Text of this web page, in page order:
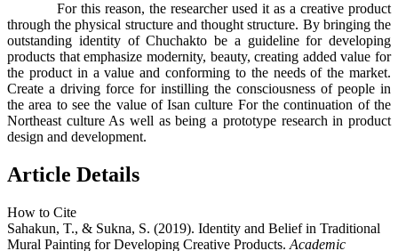
For this reason, the researcher used it as a creative product
through the physical structure and thought structure. By bringing the
outstanding identity of Chuchakto be a guideline for developing
products that emphasize modernity, beauty, creating added value for
the product in a value and conforming to the needs of the market.
Create a driving force for instilling the consciousness of people in
the area to see the value of Isan culture For the continuation of the
Northeast culture As well as being a prototype research in product
design and development.
Article Details
How to Cite
Sahakun, T., & Sukna, S. (2019). Identity and Belief in Traditional
Mural Painting for Developing Creative Products. Academic